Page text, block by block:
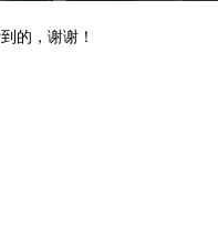
的，谢谢！